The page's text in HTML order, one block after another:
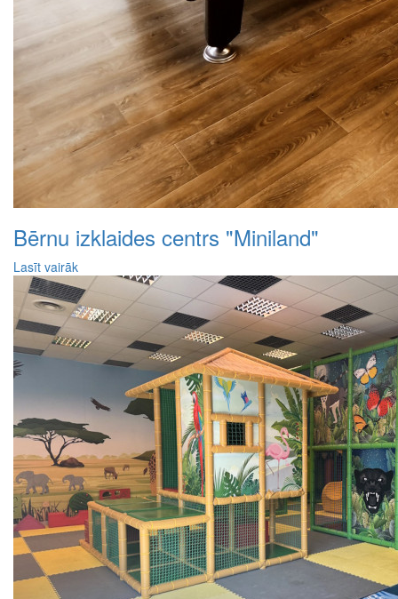
Bērnu izklaides centrs "Miniland"
Lasīt vairāk